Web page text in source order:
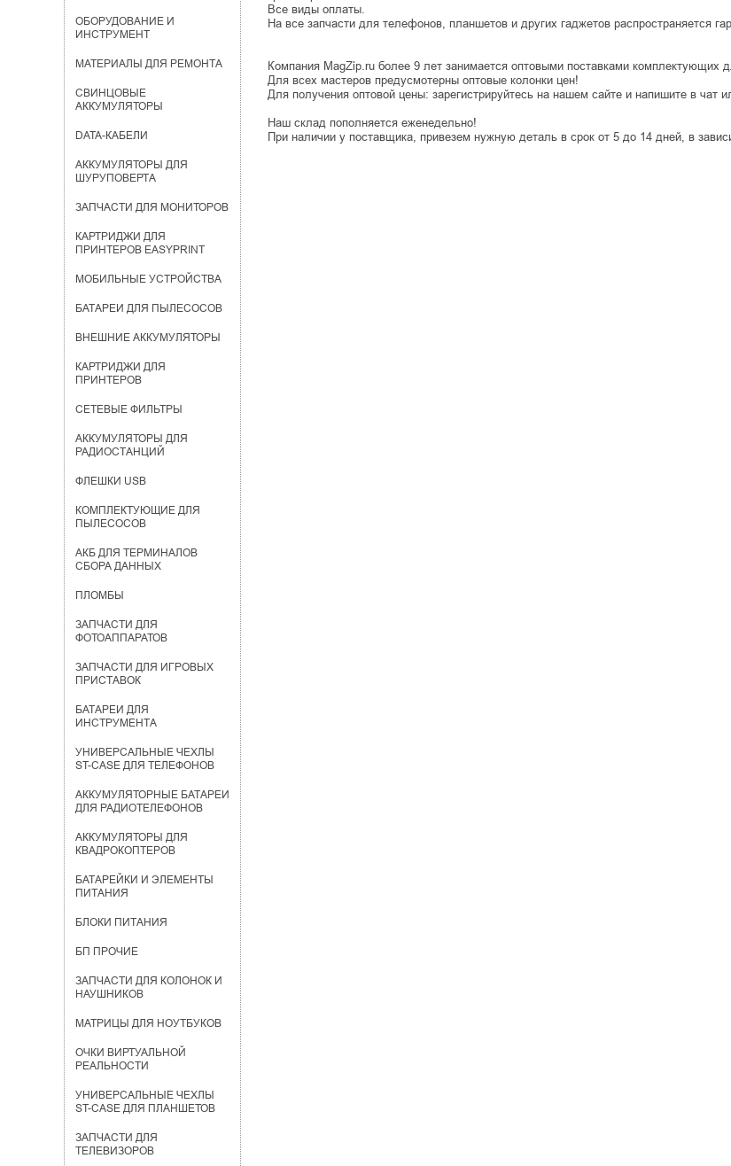
ОБОРУДОВАНИЕ И
ИНСТРУМЕНТ
МАТЕРИАЛЫ ДЛЯ РЕМОНТА
СВИНЦОВЫЕ
АККУМУЛЯТОРЫ
DATA-КАБЕЛИ
АККУМУЛЯТОРЫ ДЛЯ
ШУРУПОВЕРТА
ЗАПЧАСТИ ДЛЯ МОНИТОРОВ
КАРТРИДЖИ ДЛЯ
ПРИНТЕРОВ EASYPRINT
МОБИЛЬНЫЕ УСТРОЙСТВА
БАТАРЕИ ДЛЯ ПЫЛЕСОСОВ
ВНЕШНИЕ АККУМУЛЯТОРЫ
КАРТРИДЖИ ДЛЯ
ПРИНТЕРОВ
СЕТЕВЫЕ ФИЛЬТРЫ
АККУМУЛЯТОРЫ ДЛЯ
РАДИОСТАНЦИЙ
ФЛЕШКИ USB
КОМПЛЕКТУЮЩИЕ ДЛЯ
ПЫЛЕСОСОВ
АКБ ДЛЯ ТЕРМИНАЛОВ
СБОРА ДАННЫХ
ПЛОМБЫ
ЗАПЧАСТИ ДЛЯ
ФОТОАППАРАТОВ
ЗАПЧАСТИ ДЛЯ ИГРОВЫХ
ПРИСТАВОК
БАТАРЕИ ДЛЯ
ИНСТРУМЕНТА
УНИВЕРСАЛЬНЫЕ ЧЕХЛЫ
ST-CASE ДЛЯ ТЕЛЕФОНОВ
АККУМУЛЯТОРНЫЕ БАТАРЕИ
ДЛЯ РАДИОТЕЛЕФОНОВ
АККУМУЛЯТОРЫ ДЛЯ
КВАДРОКОПТЕРОВ
БАТАРЕЙКИ И ЭЛЕМЕНТЫ
ПИТАНИЯ
БЛОКИ ПИТАНИЯ
БП ПРОЧИЕ
ЗАПЧАСТИ ДЛЯ КОЛОНОК И
НАУШНИКОВ
МАТРИЦЫ ДЛЯ НОУТБУКОВ
ОЧКИ ВИРТУАЛЬНОЙ
РЕАЛЬНОСТИ
УНИВЕРСАЛЬНЫЕ ЧЕХЛЫ
ST-CASE ДЛЯ ПЛАНШЕТОВ
ЗАПЧАСТИ ДЛЯ
ТЕЛЕВИЗОРОВ
Все виды оплаты.
На все запчасти для телефонов, планшетов и других гаджетов распространяется
Компания MagZip.ru более 9 лет занимается оптовыми поставками комплектующих
Для всех мастеров предусмотерны оптовые колонки цен!
Для получения оптовой цены: зарегистрируйтесь на нашем сайте и напишите в
Наш склад пополняется еженедельно!
При наличии у поставщика, привезем нужную деталь в срок от 5 до 14 дней, в